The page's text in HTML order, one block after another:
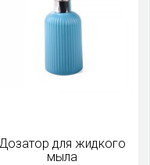
Дозатор для жидкого
мыла